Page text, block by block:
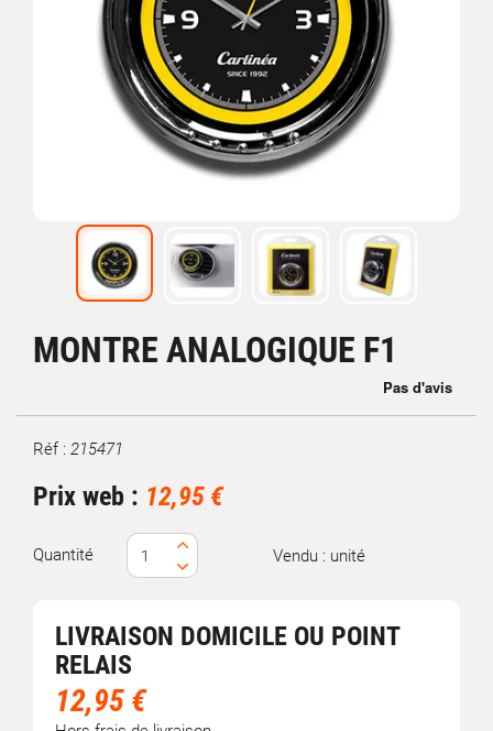
MONTRE ANALOGIQUE F1
Marque
Réf : 215471
Prix web : 12,95 €
Quantité Vendu : unité
LIVRAISON DOMICILE OU POINT
RELAIS
12,95 €